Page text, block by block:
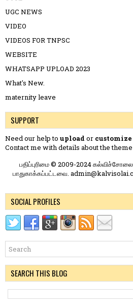
UGC NEWS
VIDEO
VIDEOS FOR TNPSC
WEBSITE
WHATSAPP UPLOAD 2023
What's New.
maternity leave
SUPPORT
Need our help to upload or customize
Contact me with details about the
பதிப்புரிமை © 2009-2024
பாதுகாக்கப்பட்டவை.
SOCIAL PROFILES
SEARCH THIS BLOG